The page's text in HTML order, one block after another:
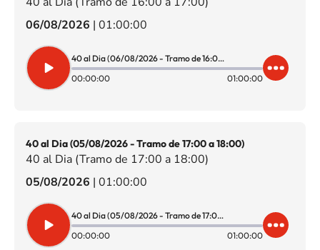
06/08/2026 | 01:00:00
40 al Dia (06/08/2026 - Tramo de 16:00 a 17:00)
00:00:00
01:00:00
40 al Dia (05/08/2026 - Tramo de 17:00 a 18:00)
40 al Dia (Tramo de 17:00 a 18:00)
05/08/2026 | 01:00:00
40 al Dia (05/08/2026 - Tramo de 17:00 a 18:00)
00:00:00
01:00:00